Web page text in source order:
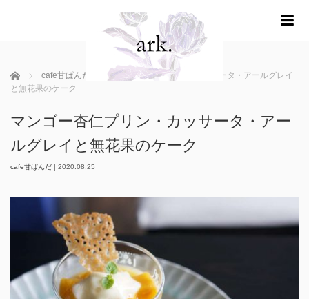
ホーム cafe甘ぱんだ
マンゴー杏仁プリン・カッサータ・アールグレイ
と無花果のケーク
マンゴー杏仁プリン・カッサータ・アー
ルグレイと無花果のケーク
cafe甘ぱんだ | 2020.08.25